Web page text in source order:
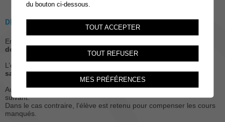
DISPOSITIONS PARTICULIÈRES
En cas d’absence prolongée,
demandé
L’élève
sans en informer son enseignant.
Au CO, l’élève informe le secrétariat ou l’enseignant du cours
suivant.
Dans le cas contraire, l’élève est retenu pour compenser les cours
manqués.
du bouton ci-dessous.
TOUT ACCEPTER
TOUT REFUSER
MES PRÉFÉRENCES